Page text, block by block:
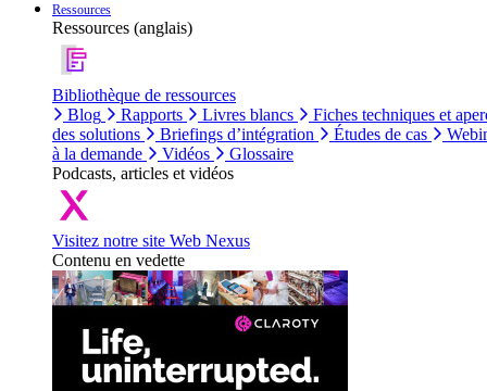
Ressources
Ressources (anglais)
Bibliothèque de ressources
Blog
Rapports Livres blancs
Fiches techniques et
des solutions
Briefings d’intégration Études de cas
à la demande
Vidéos
Glossaire
Podcasts, articles et vidéos
Visitez notre site Web Nexus
Contenu en vedette